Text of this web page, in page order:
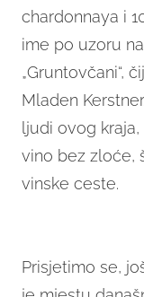
chardonnaya i
ime po uzoru
„Gruntovčani“,
Mladen
ljudi ovog
vino bez zloće,
vinske ceste.
Prisjetimo se,